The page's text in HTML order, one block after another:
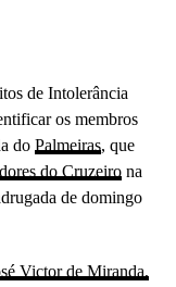
de Intolerância
os membros
do Palmeiras, que
do Cruzeirona
de domingo
Victor de Miranda,